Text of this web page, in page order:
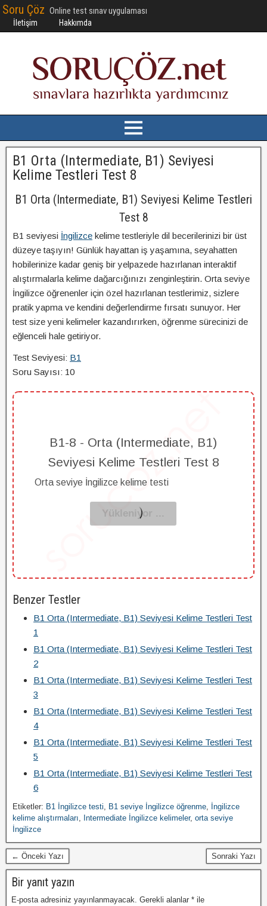
Soru Çöz Online test sınav uygulaması
İletişim Hakkımda
B1 Orta (Intermediate, B1) Seviyesi
Kelime Testleri Test 8
B1 Orta (Intermediate, B1) Seviyesi Kelime Testleri
Test 8
B1 seviyesi İngilizce kelime testleriyle dil becerilerinizi bir üst
düzeye taşıyın! Günlük hayattan iş yaşamına, seyahatten
hobilerinize kadar geniş bir yelpazede hazırlanan interaktif
alıştırmalarla kelime dağarcığınızı zenginleştirin. Orta seviye
İngilizce öğrenenler için özel hazırlanan testlerimiz, sizlere
pratik yapma ve kendini değerlendirme fırsatı sunuyor. Her
test size yeni kelimeler kazandırırken, öğrenme sürecinizi de
eğlenceli hale getiriyor.
Test Seviyesi: B1
Soru Sayısı: 10
B1-8 - Orta (Intermediate, B1)
Seviyesi Kelime Testleri Test 8
Orta seviye İngilizce kelime testi
Benzer Testler
B1 Orta (Intermediate, B1) Seviyesi Kelime Testleri Test
1
B1 Orta (Intermediate, B1) Seviyesi Kelime Testleri Test
2
B1 Orta (Intermediate, B1) Seviyesi Kelime Testleri Test
3
B1 Orta (Intermediate, B1) Seviyesi Kelime Testleri Test
4
B1 Orta (Intermediate, B1) Seviyesi Kelime Testleri Test
5
B1 Orta (Intermediate, B1) Seviyesi Kelime Testleri Test
6
Etiketler: B1 İngilizce testi, B1 seviye İngilizce öğrenme, İngilizce
kelime alıştırmaları, Intermediate İngilizce kelimeler, orta seviye
İngilizce
← Önceki Yazı Sonraki Yazı
Bir yanıt yazın
E-posta adresiniz yayınlanmayacak. Gerekli alanlar * ile